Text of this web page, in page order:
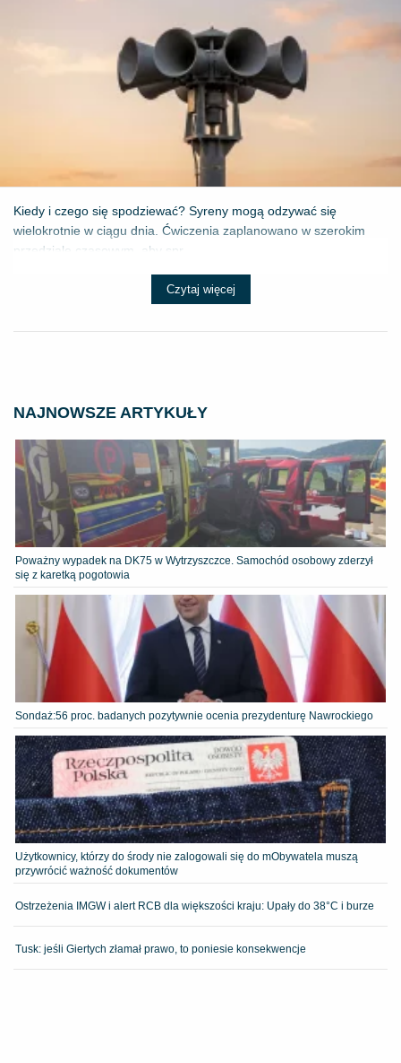
Kiedy i czego się spodziewać? Syreny mogą odzywać się
wielokrotnie w ciągu dnia. Ćwiczenia zaplanowano w szerokim
przedziale czasowym, aby spr...
Czytaj więcej
NAJNOWSZE ARTYKUŁY
Poważny wypadek na DK75 w Wytrzyszczce. Samochód osobowy zderzył
się z karetką pogotowia
​Sondaż:56 proc. badanych pozytywnie ocenia prezydenturę Nawrockiego
Użytkownicy, którzy do środy nie zalogowali się do mObywatela muszą
przywrócić ważność dokumentów
Ostrzeżenia IMGW i alert RCB dla większości kraju: Upały do 38°C i burze
Tusk: jeśli Giertych złamał prawo, to poniesie konsekwencje